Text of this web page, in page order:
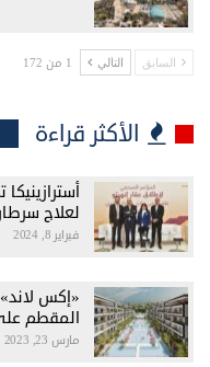
السابق التالي 1 من 172
الأكثر قراءة
لعلاج
فبراير 8, 2024
«إكس
المقطم على
مارس 23, 2023